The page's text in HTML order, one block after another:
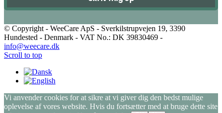
© Copyright - WeeCare ApS - Sverkilstrupvejen 19, 3390
Hundested - Denmark - VAT No.: DK 39830469 -
info@weecare.dk
Scroll to top
Vi anvender cookies for at sikre at vi giver dig den bedst mulige
oplevelse af vores website. Hvis du fortsætter med at bruge dette site